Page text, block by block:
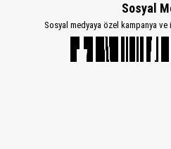
Sosyal
Sosyal medyaya özel kampanya